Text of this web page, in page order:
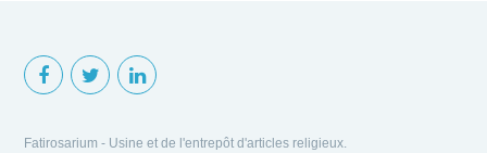
Fatirosarium - Usine et de l'entrepôt d'articles religieux.